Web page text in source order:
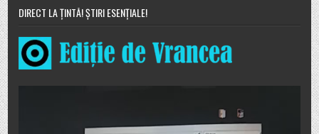
DIRECT LA ȚINTĂ! ȘTIRI ESENȚIALE!